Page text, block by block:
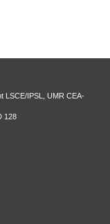
LSCE/IPSL, UMR CEA-
128